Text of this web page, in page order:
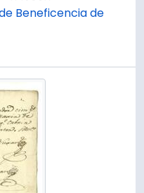
Beneficencia de